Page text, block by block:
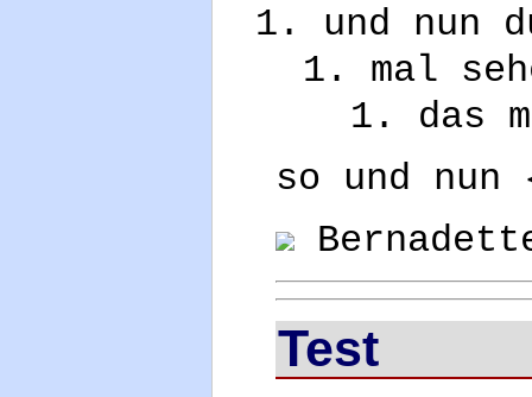
und nun
mal
das
so und nun
Test